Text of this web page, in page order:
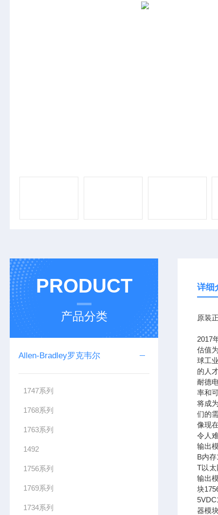
PRODUCT
产品分类
Allen-Bradley罗克韦尔
1747系列
1768系列
1763系列
1492
1756系列
1769系列
1734系列
详细
原装
2017
估值
球工
的人
耐德
率和
将成
们的
像现
令人
输出
B内
T以太
输出
块
器模